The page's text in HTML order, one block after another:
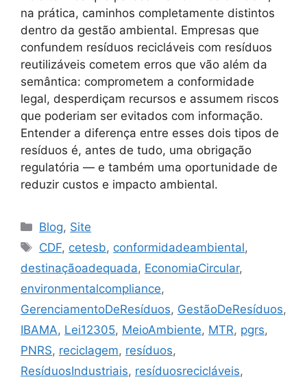
na prática, caminhos completamente distintos
dentro da gestão ambiental. Empresas que
confundem resíduos recicláveis com resíduos
reutilizáveis cometem erros que vão além da
semântica: comprometem a conformidade
legal, desperdiçam recursos e assumem riscos
que poderiam ser evitados com informação.
Entender a diferença entre esses dois tipos de
resíduos é, antes de tudo, uma obrigação
regulatória — e também uma oportunidade de
reduzir custos e impacto ambiental.
Blog, Site
CDF, cetesb, conformidadeambiental,
destinaçãoadequada, EconomiaCircular,
environmentalcompliance,
GerenciamentoDeResíduos, GestãoDeResíduos,
IBAMA, Lei12305, MeioAmbiente, MTR, pgrs,
PNRS, reciclagem, resíduos,
ResíduosIndustriais, resíduosrecicláveis,